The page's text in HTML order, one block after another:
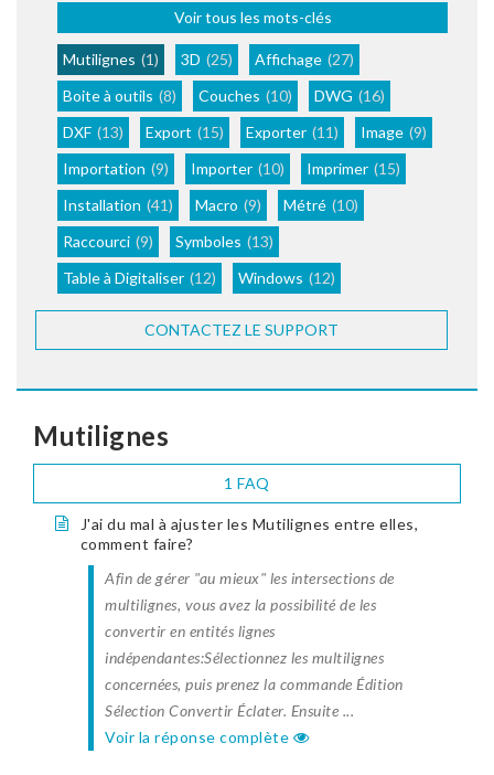
Voir tous les mots-clés
Mutilignes (1) 3D (25) Affichage (27)
Boite à outils (8) Couches (10) DWG (16)
DXF (13) Export (15) Exporter (11) Image (9)
Importation (9) Importer (10) Imprimer (15)
Installation (41) Macro (9) Métré (10)
Raccourci (9) Symboles (13)
Table à Digitaliser (12) Windows (12)
CONTACTEZ LE SUPPORT
Mutilignes
1 FAQ
J'ai du mal à ajuster les Mutilignes entre elles,
comment faire?
Afin de gérer "au mieux" les intersections de
multilignes, vous avez la possibilité de les
convertir en entités lignes
indépendantes:Sélectionnez les multilignes
concernées, puis prenez la commande Édition
Sélection Convertir Éclater. Ensuite ...
Voir la réponse complète